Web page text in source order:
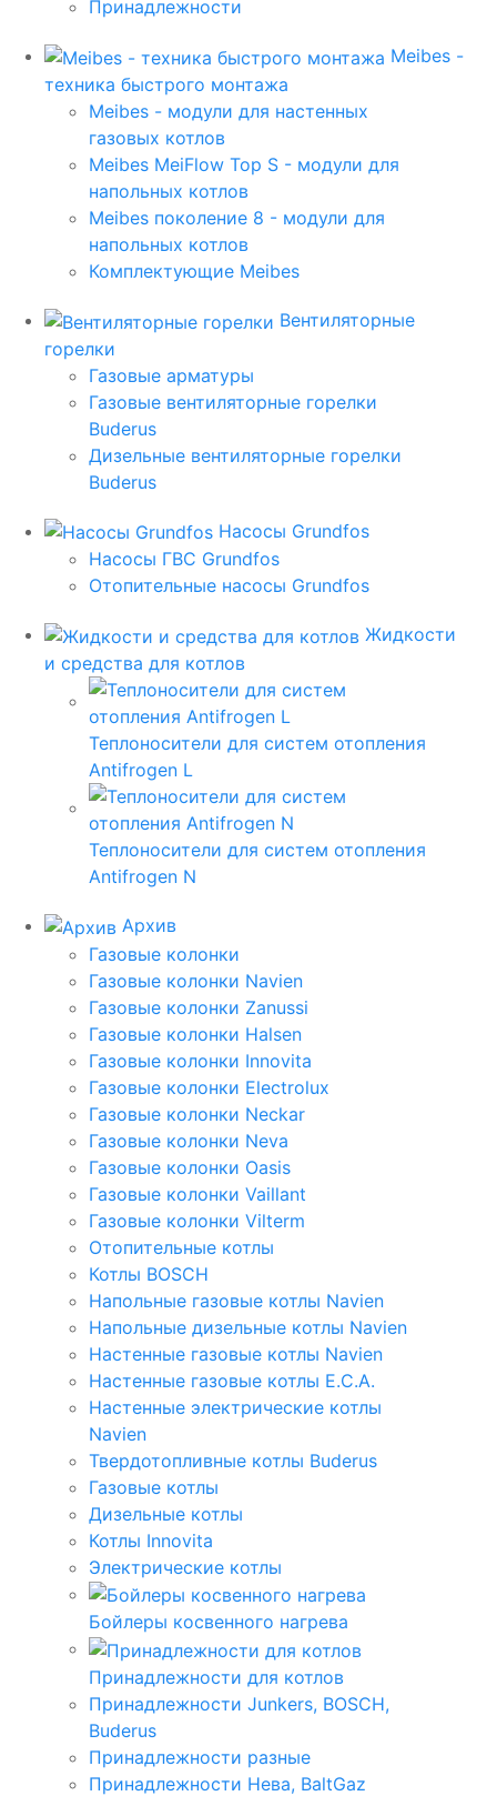
Принадлежности
Meibes -
техника быстрого монтажа
Meibes - модули для настенных
газовых котлов
Meibes MeiFlow Top S - модули для
напольных котлов
Meibes поколение 8 - модули для
напольных котлов
Комплектующие Meibes
Вентиляторные
горелки
Газовые арматуры
Газовые вентиляторные горелки
Buderus
Дизельные вентиляторные горелки
Buderus
Насосы Grundfos
Насосы ГВС Grundfos
Отопительные насосы Grundfos
Жидкости
и средства для котлов
Теплоносители для систем отопления
Antifrogen L
Теплоносители для систем отопления
Antifrogen N
Архив
Газовые колонки
Газовые колонки Navien
Газовые колонки Zanussi
Газовые колонки Halsen
Газовые колонки Innovita
Газовые колонки Electrolux
Газовые колонки Neckar
Газовые колонки Neva
Газовые колонки Oasis
Газовые колонки Vaillant
Газовые колонки Vilterm
Отопительные котлы
Котлы BOSCH
Напольные газовые котлы Navien
Напольные дизельные котлы Navien
Настенные газовые котлы Navien
Настенные газовые котлы E.C.A.
Настенные электрические котлы
Navien
Твердотопливные котлы Buderus
Газовые котлы
Дизельные котлы
Котлы Innovita
Электрические котлы
Бойлеры косвенного нагрева
Принадлежности для котлов
Принадлежности Junkers, BOSCH,
Buderus
Принадлежности разные
Принадлежности Нева, BaltGaz